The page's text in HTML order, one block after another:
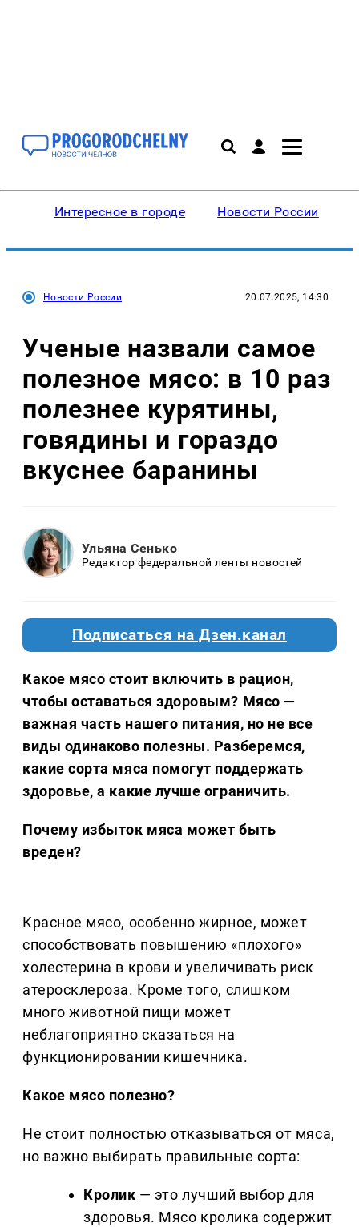
Интересное в городе Новости России
Новости России 20.07.2025, 14:30
Ученые назвали самое
полезное мясо: в 10 раз
полезнее курятины,
говядины и гораздо
вкуснее баранины
Ульяна Сенько
Редактор федеральной ленты новостей
Подписаться на Дзен.канал
Какое мясо стоит включить в рацион,
чтобы оставаться здоровым? Мясо —
важная часть нашего питания, но не все
виды одинаково полезны. Разберемся,
какие сорта мяса помогут поддержать
здоровье, а какие лучше ограничить.
Почему избыток мяса может быть
вреден?
Красное мясо, особенно жирное, может
способствовать повышению «плохого»
холестерина в крови и увеличивать риск
атеросклероза. Кроме того, слишком
много животной пищи может
неблагоприятно сказаться на
функционировании кишечника.
Какое мясо полезно?
Не стоит полностью отказываться от мяса,
но важно выбирать правильные сорта:
Кролик — это лучший выбор для
здоровья. Мясо кролика содержит